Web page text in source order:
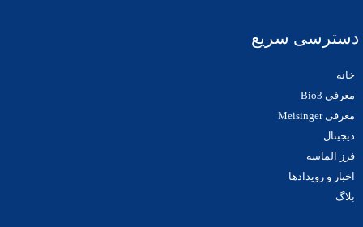
دسترسی سریع
خانه
معرفی Bio3
معرفی Meisinger
دیجیتال
فرز الماسه
اخبار و رویدادها
بلاگ